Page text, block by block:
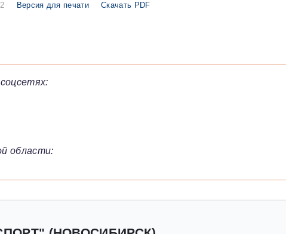
Версия для печати Скачать PDF
области: